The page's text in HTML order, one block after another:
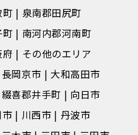
町
泉南郡田尻町
町
南河内郡河南町
府
その他のエリア
長岡京市
大和高田市
綴喜郡井手町
向日市
川西市
丹波市